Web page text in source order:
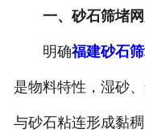
一、砂石筛堵
明确福建砂石筛
是物料特性，湿砂
与砂石粘连形成黏